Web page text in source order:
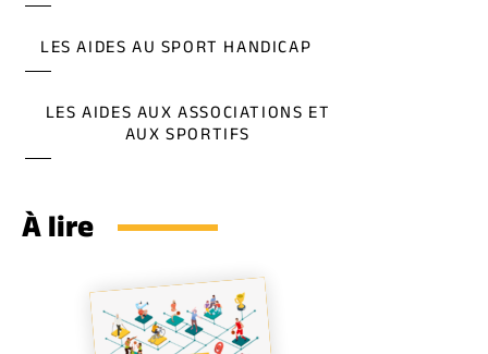
LES AIDES AU SPORT HANDICAP
LES AIDES AUX ASSOCIATIONS ET
AUX SPORTIFS
À lire